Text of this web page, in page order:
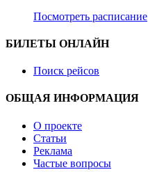
Посмотреть расписание
БИЛЕТЫ ОНЛАЙН
Поиск рейсов
ОБЩАЯ ИНФОРМАЦИЯ
О проекте
Статьи
Реклама
Частые вопросы